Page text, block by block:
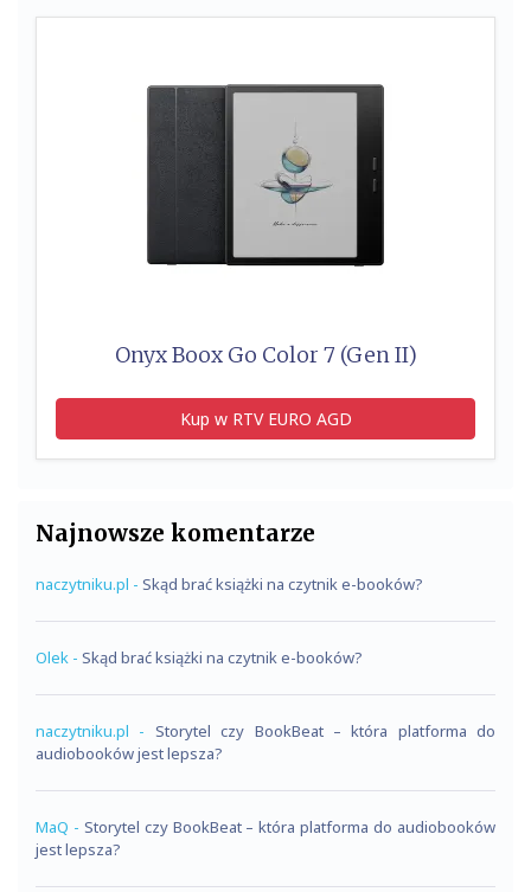
Onyx Boox Go Color 7 (Gen II)
Kup w RTV EURO AGD
Najnowsze komentarze
naczytniku.pl - Skąd brać książki na czytnik e-booków?
Olek - Skąd brać książki na czytnik e-booków?
naczytniku.pl - Storytel czy BookBeat – która platforma do
audiobooków jest lepsza?
MaQ - Storytel czy BookBeat – która platforma do audiobooków
jest lepsza?